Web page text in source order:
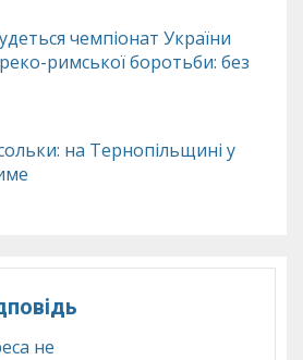
чемпіонат України
римської боротьби: без
на Тернопільщині у
не